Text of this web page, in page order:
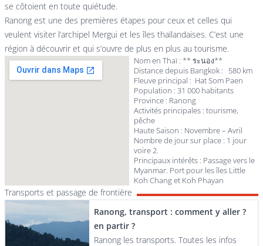
se côtoient en toute quiétude.
Ranong est une des premières étapes pour ceux et celles qui
veulent visiter l’archipel Mergui et les îles thaïlandaises. C’est une
région à découvrir et qui s’ouvre de plus en plus au tourisme.
Nom en Thaï : ** ระนอง**
Distance depuis Bangkok : 580 km
Fleuve principal : Hat Som Paen
Population : 31 000 habitants
Province : Ranong
Activités principales : tourisme,
pêche
Haute Saison : Novembre – Avril
Nombre de jour sur place : 1 jour
voire 2.
Principaux intérêts : Passage vers le
Myanmar. Port pour les îles Little
Koh Chang et Koh Phayan
Transports et passage de frontière
Ranong, transport : comment y aller ?
en partir ?
Ranong les transports. Toutes les infos